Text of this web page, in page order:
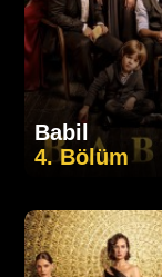
Babil
4. Bölüm